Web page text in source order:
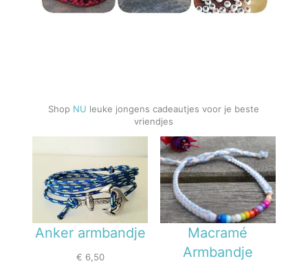
Shop NU leuke jongens cadeautjes voor je beste
vriendjes
Anker armbandje
€ 6,50
Macramé
Armbandje